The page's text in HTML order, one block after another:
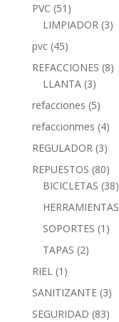
PVC (51)
LIMPIADOR (3)
pvc (45)
REFACCIONES (8)
LLANTA (3)
refacciones (5)
refaccionmes (4)
REGULADOR (3)
REPUESTOS (80)
BICICLETAS (38)
HERRAMIENTAS
SOPORTES (1)
TAPAS (2)
RIEL (1)
SANITIZANTE (3)
SEGURIDAD (83)